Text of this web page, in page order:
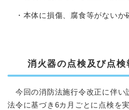
・本体に損傷、腐食等がないか
消火器の点検及び点検
今回の消防法施行令改正に伴い
法令に基づき6カ月ごとに点検を